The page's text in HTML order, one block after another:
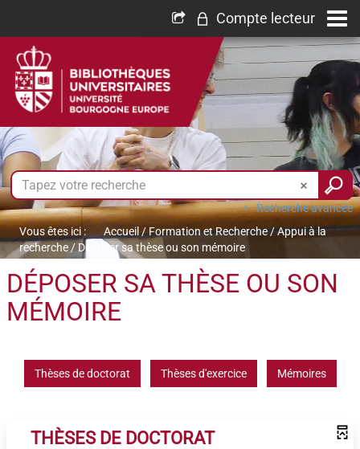
Compte lecteur
Recherche avancée
Vous êtes ici :
Accueil /Formation et Recherche/Appui à la
recherche / Déposer sa thèse ou son mémoire
DÉPOSER SA THÈSE OU SON
MÉMOIRE
Thèses de doctorat Thèses d'exercice Mémoires
THÈSES DE DOCTORAT